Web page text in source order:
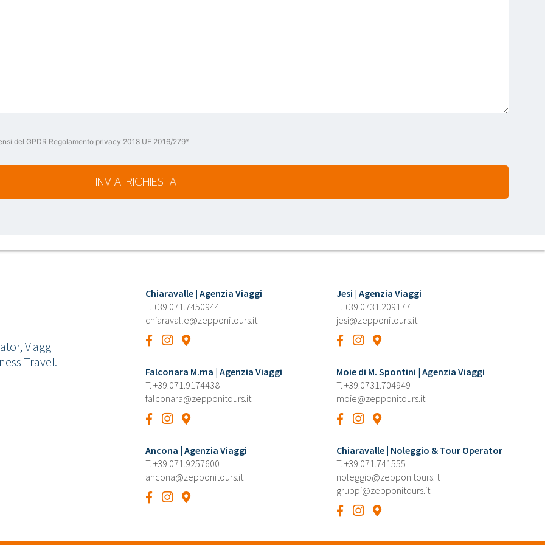
del GPDR Regolamento privacy 2018 UE 2016/279*
INVIA RICHIESTA
Viaggi
Travel.
Chiaravalle | Agenzia Viaggi
T. +39.071.7450944
chiaravalle@zepponitours.it
Falconara M.ma | Agenzia Viaggi
T. +39.071.9174438
falconara@zepponitours.it
Ancona | Agenzia Viaggi
T. +39.071.9257600
ancona@zepponitours.it
Jesi | Agenzia Viaggi
T. +39.0731.209177
jesi@zepponitours.it
Moie di M. Spontini | Agenzia Viaggi
T. +39.0731.704949
moie@zepponitours.it
Chiaravalle | Noleggio & Tour Operator
T. +39.071.741555
noleggio@zepponitours.it
gruppi@zepponitours.it